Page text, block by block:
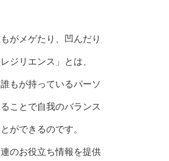
がメゲたり、凹んだり
ジリエンス」とは、
もが持っているパーソ
ことで自我のバランス
ができるのです。
のお役立ち情報を提供